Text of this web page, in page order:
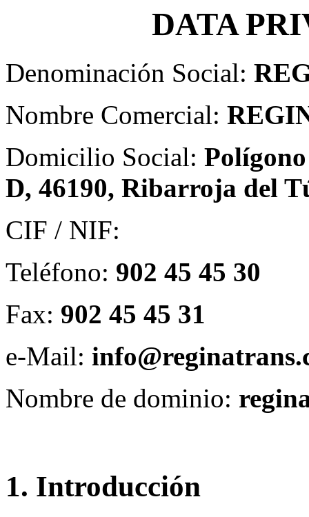
DATA
Denominación Social:
Nombre Comercial:
Domicilio Social:
D, 46190, Ribarroja del
CIF / NIF:
Teléfono: 902 45 45 30
Fax: 902 45 45 31
e-Mail:
Nombre de dominio:
1. Introducción